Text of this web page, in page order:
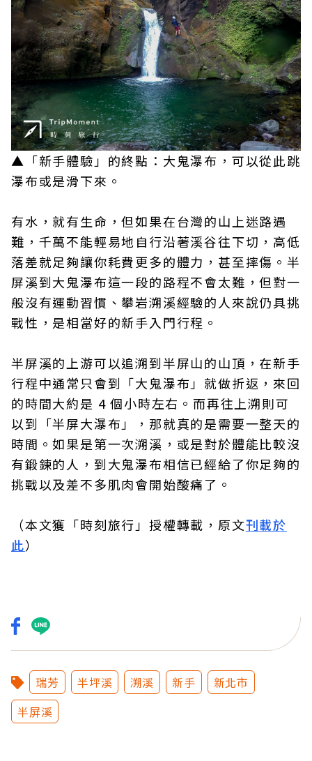
▲「新手體驗」的終點：大鬼瀑布，可以從此跳
瀑布或是滑下來。
有水，就有生命，但如果在台灣的山上迷路遇
難，千萬不能輕易地自行沿著溪谷往下切，高低
落差就足夠讓你耗費更多的體力，甚至摔傷。半
屏溪到大鬼瀑布這一段的路程不會太難，但對一
般沒有運動習慣、攀岩溯溪經驗的人來說仍具挑
戰性，是相當好的新手入門行程。
半屏溪的上游可以追溯到半屏山的山頂，在新手
行程中通常只會到「大鬼瀑布」就做折返，來回
的時間大約是 4 個小時左右。而再往上溯則可
以到「半屏大瀑布」，那就真的是需要一整天的
時間。如果是第一次溯溪，或是對於體能比較沒
有鍛鍊的人，到大鬼瀑布相信已經給了你足夠的
挑戰以及差不多肌肉會開始酸痛了。
（本文獲「時刻旅行」授權轉載，原文刊載於
此）
瑞芳 半坪溪 溯溪 新手
新北市
半屏溪